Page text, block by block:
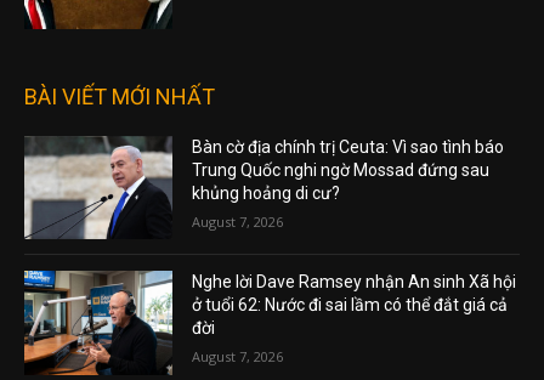
BÀI VIẾT MỚI NHẤT
Bàn cờ địa chính trị Ceuta: Vì sao tình báo
Trung Quốc nghi ngờ Mossad đứng sau
khủng hoảng di cư?
August 7, 2026
Nghe lời Dave Ramsey nhận An sinh Xã hội
ở tuổi 62: Nước đi sai lầm có thể đắt giá cả
đời
August 7, 2026